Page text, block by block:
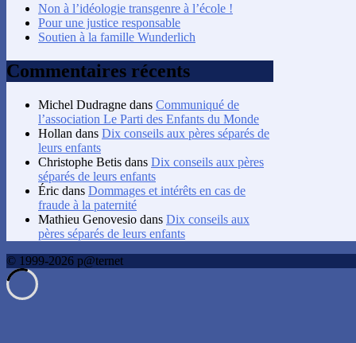
Non à l’idéologie transgenre à l’école !
Pour une justice responsable
Soutien à la famille Wunderlich
Commentaires récents
Michel Dudragne dans Communiqué de
l’association Le Parti des Enfants du Monde
Hollan dans Dix conseils aux pères séparés de
leurs enfants
Christophe Betis dans Dix conseils aux pères
séparés de leurs enfants
Éric dans Dommages et intérêts en cas de
fraude à la paternité
Mathieu Genovesio dans Dix conseils aux
pères séparés de leurs enfants
© 1999-2026 p@ternet